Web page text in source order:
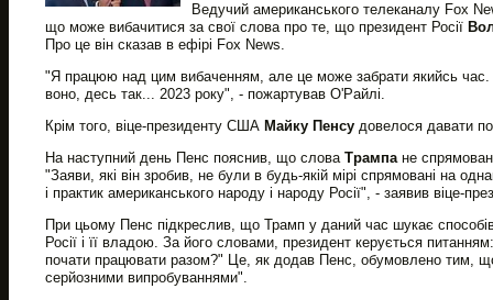
Ведучий американського телеканалу Fox
що може вибачитися за свої слова про те, що президент Росії
Про це він сказав в ефірі Fox News.
"Я працюю над цим вибаченням, але це може забрати якийсь час.
воно, десь так... 2023 року", - пожартував О'Райлі.
Крім того, віце-президенту США Майку Пенсу довелося давати
На наступний день Пенс пояснив, що слова Трампане
"Заяви, які він зробив, не були в будь-якій мірі спрямовані на
і практик американського народу і народу Росії", - заявив віце-
При цьому Пенс підкреслив, що Трамп у даний час шукає
Росії і її владою. За його словами, президент керується
почати працювати разом?" Це, як додав Пенс, обумовлено тим,
серйозними випробуваннями".